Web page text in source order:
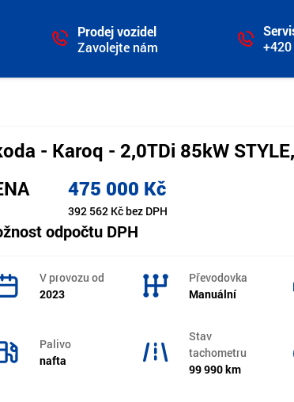
Prodej vozidel
Zavolejte nám
- Karoq - 2,0TDi 85kW
475 000 Kč
392 562 Kč bez DPH
odpočtu DPH
V provozu od
2023
Převodovka
Manuální
Palivo
nafta
Stav
tachometru
99 990 km